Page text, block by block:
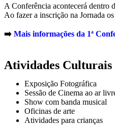
A Conferência acontecerá dentro
Ao fazer a inscrição na Jornada
➡️ Mais informações da 1ª
Atividades Culturais
Exposição Fotográfica
Sessão de Cinema ao ar
Show com banda musical
Oficinas de arte
Atividades para crianças